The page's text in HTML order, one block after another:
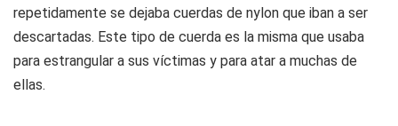
repetidamente se dejaba cuerdas de nylon que iban a ser
descartadas. Este tipo de cuerda es la misma que usaba
para estrangular a sus víctimas y para atar a muchas de
ellas.